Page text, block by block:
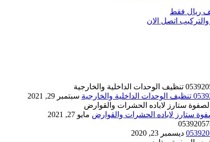
ريال فقط
اتصل الان
سبتمبر 29, 2021
مايو 27, 2021
ديسمبر 23, 2020